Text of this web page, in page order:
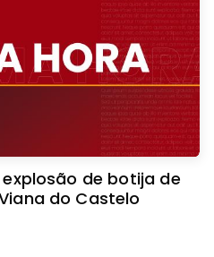
de botija de
do Castelo